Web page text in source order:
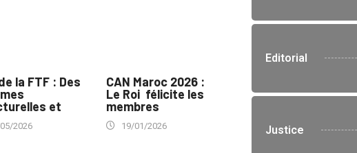
la FTF : Des
et
2026
CAN Maroc 2026 :
Le Roi félicite les
membres
19/01/2026
Editorial
Justice